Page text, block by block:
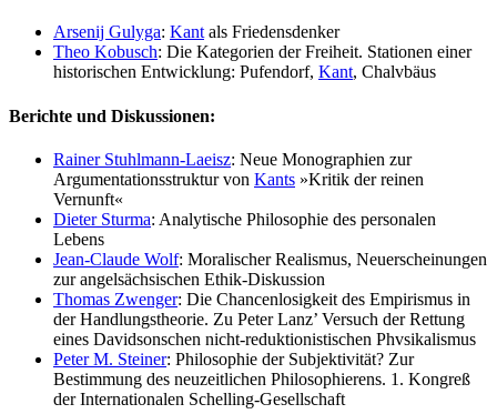
Arsenij Gulyga: Kant als Friedensdenker
Theo Kobusch: Die Kategorien der Freiheit. Stationen einer
historischen Entwicklung: Pufendorf, Kant, Chalvbäus
Berichte und Diskussionen:
Rainer Stuhlmann-Laeisz: Neue Monographien zur
Argumentationsstruktur von Kants »Kritik der reinen
Vernunft«
Dieter Sturma: Analytische Philosophie des personalen
Lebens
Jean-Claude Wolf: Moralischer Realismus, Neuerscheinungen
zur angelsächsischen Ethik-Diskussion
Thomas Zwenger: Die Chancenlosigkeit des Empirismus in
der Handlungstheorie. Zu Peter Lanz’ Versuch der Rettung
eines Davidsonschen nicht-reduktionistischen Phvsikalismus
Peter M. Steiner: Philosophie der Subjektivität? Zur
Bestimmung des neuzeitlichen Philosophierens. 1. Kongreß
der Internationalen Schelling-Gesellschaft